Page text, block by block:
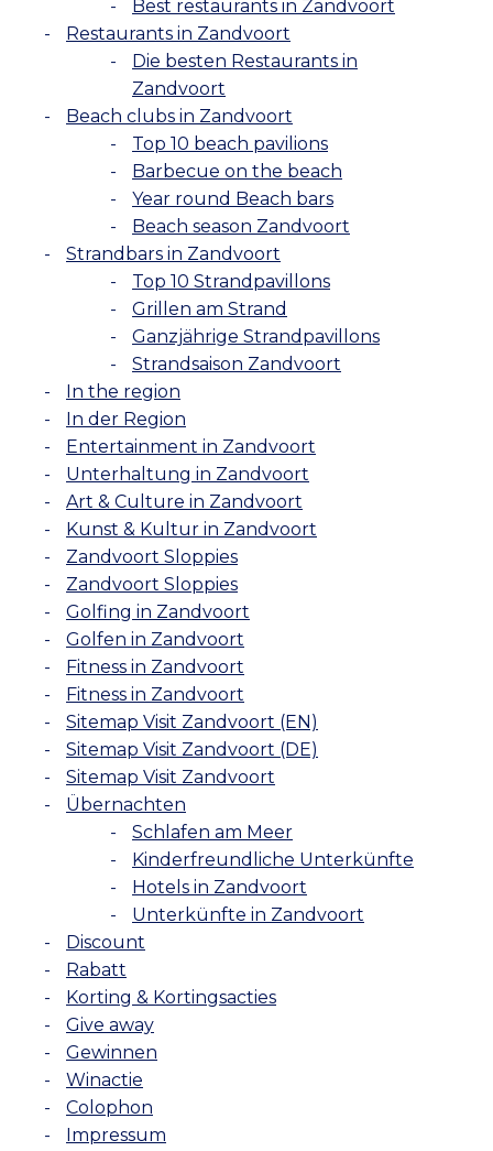
Best restaurants in Zandvoort
Restaurants in Zandvoort
Die besten Restaurants in
Zandvoort
Beach clubs in Zandvoort
Top 10 beach pavilions
Barbecue on the beach
Year round Beach bars
Beach season Zandvoort
Strandbars in Zandvoort
Top 10 Strandpavillons
Grillen am Strand
Ganzjährige Strandpavillons
Strandsaison Zandvoort
In the region
In der Region
Entertainment in Zandvoort
Unterhaltung in Zandvoort
Art & Culture in Zandvoort
Kunst & Kultur in Zandvoort
Zandvoort Sloppies
Zandvoort Sloppies
Golfing in Zandvoort
Golfen in Zandvoort
Fitness in Zandvoort
Fitness in Zandvoort
Sitemap Visit Zandvoort (EN)
Sitemap Visit Zandvoort (DE)
Sitemap Visit Zandvoort
Übernachten
Schlafen am Meer
Kinderfreundliche Unterkünfte
Hotels in Zandvoort
Unterkünfte in Zandvoort
Discount
Rabatt
Korting & Kortingsacties
Give away
Gewinnen
Winactie
Colophon
Impressum